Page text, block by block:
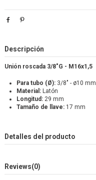
Descripción
Unión roscada 3/8"G - M16x1,5
Para tubo (Ø): 3/8" - ø10 mm
Material: Latón
Longitud: 29 mm
Tamaño de llave: 17 mm
Detalles del producto
Reviews(0)